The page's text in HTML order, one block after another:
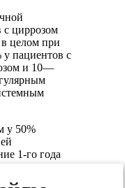
с циррозом
целом при
пациентов с
и 10—
у 50%
1-го года